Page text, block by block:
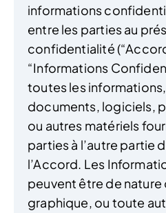
informations
entre les parties au
confidentialité
“Informations
toutes les
documents, logiciels,
ou autres matériels
parties à l’autre partie
l’Accord. Les
peuvent être de nature
graphique, ou toute